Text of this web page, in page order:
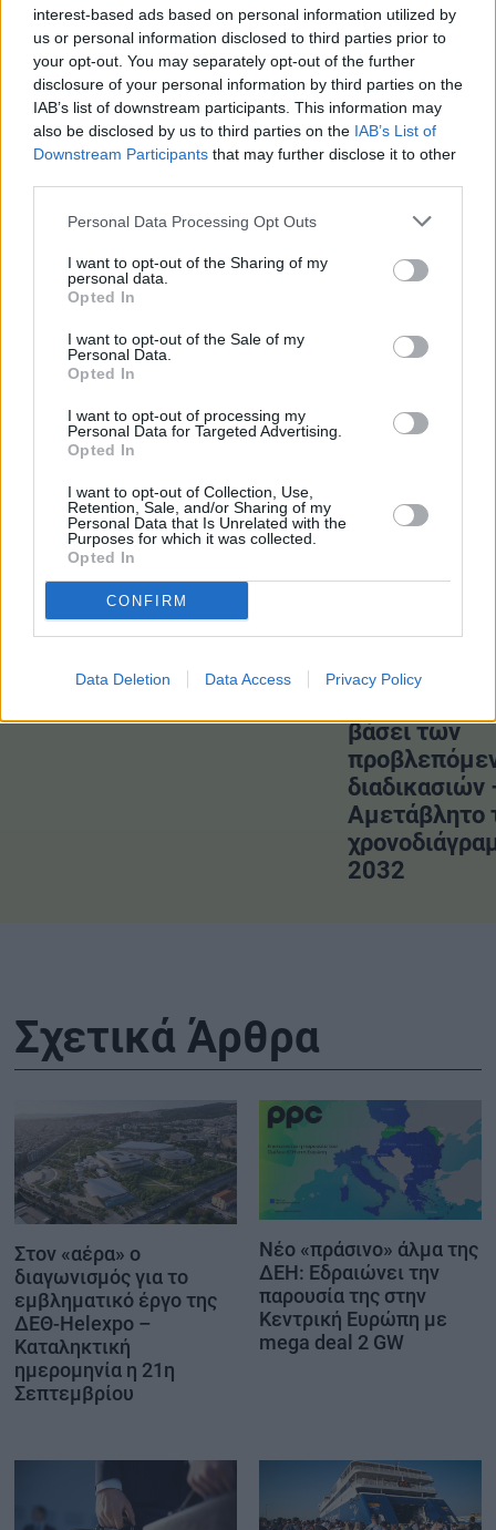
interest-based ads based on personal information utilized by
us or personal information disclosed to third parties prior to
your opt-out. You may separately opt-out of the further
disclosure of your personal information by third parties on the
IAB’s list of downstream participants. This information may
also be disclosed by us to third parties on the IAB’s List of
Downstream Participants that may further disclose it to other
Personal Data Processing Opt Outs
I want to opt-out of the Sharing of my
personal data.
Opted In
I want to opt-out of the Sale of my
Personal Data.
Opted In
I want to opt-out of processing my
Personal Data for Targeted Advertising.
Opted In
I want to opt-out of Collection, Use,
Retention, Sale, and/or Sharing of my
Personal Data that Is Unrelated with the
Purposes for which it was collected.
Opted In
CONFIRM
Data Deletion Data Access Privacy Policy
«Ασπίδα» κατά των ανατιμήσεων στα αεροπορικά
καύσιμα και των θέσεων εργασίας υψώνει ο Καναδάς
«Ψαλίδι» 50% στις εκτιμήσεις κερδών της παγκόσμιας
αεροπορικής βιομηχανίας το 2026
Πορτογαλία: Δεν επηρεάζεται από τις ανατιμήσεις στα
καύσιμα η ιδιωτικοποίηση του TAP
#Reuters #Αεροδρόμια
#Αυστραλία
ΔΙΑΒΑΣΤΕ ΕΠΙΣΗΣ
σύντομα συμφωνία» για τα
Πλήρης
βάσει των
διαδικασιών
Αμετάβλητο
2032
Σχετικά Άρθρα
Στον «αέρα» ο
διαγωνισμός για το
εμβληματικό έργο της
ΔΕΘ-Helexpo –
Καταληκτική
ημερομηνία η 21η
Σεπτεμβρίου
Νέο «πράσινο» άλμα της
ΔΕΗ: Εδραιώνει την
παρουσία της στην
Κεντρική Ευρώπη με
mega deal 2 GW